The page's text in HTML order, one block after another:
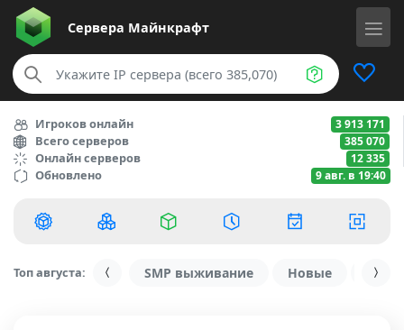
Сервера Майнкрафт
Игроков онлайн 3 913 171
Всего серверов 385 070
Онлайн серверов 12 335
Обновлено 9 авг. в 19:40
Топ августа: SMP выживание Новые С